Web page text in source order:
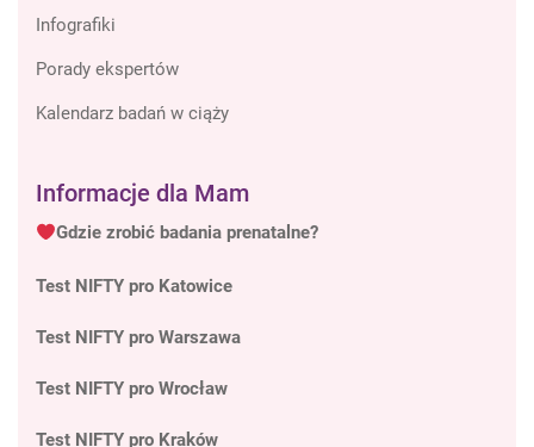
Infografiki
Porady ekspertów
Kalendarz badań w ciąży
Informacje dla Mam
Gdzie zrobić badania prenatalne?
Test NIFTY pro Katowice
Test NIFTY pro Warszawa
Test NIFTY pro Wrocław
Test NIFTY pro Kraków